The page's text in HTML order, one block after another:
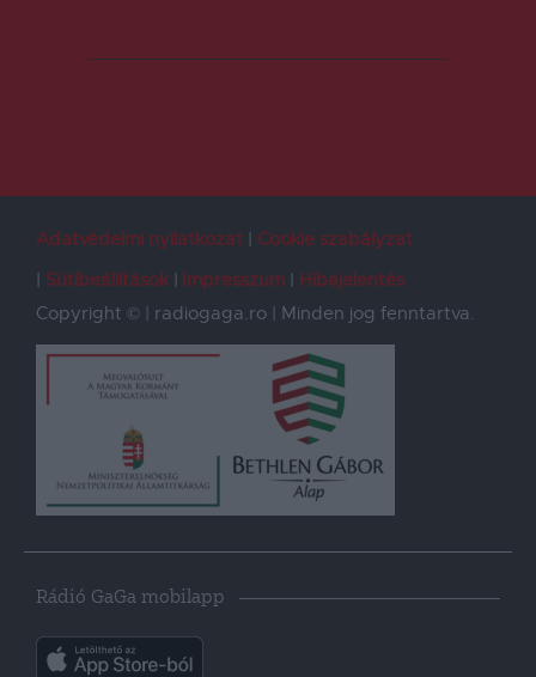
Adatvédelmi nyilatkozat
Cookie szabályzat
Sütibeállítások
Impresszum
Hibajelentés
Copyright © | radiogaga.ro | Minden jog fenntartva.
Rádió GaGa mobilapp